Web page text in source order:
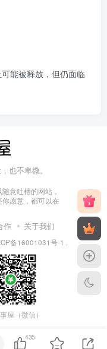
能被释放，但仍面临
也不卑微。
意吐槽的网站，
愿意，都可以在
作 关于我们
备16001031号-1
屋（微信）
435